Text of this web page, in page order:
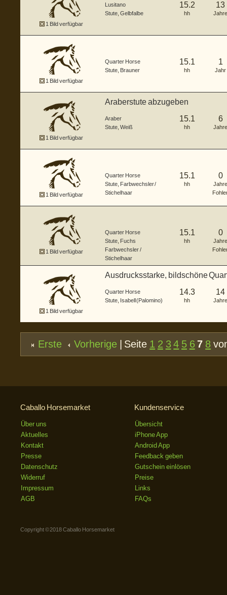
1 Bild verfügbar
Lusitano
Stute Gelbfalbe
15.2
hh
13
Jahre
1 Bild verfügbar
Quarter Horse
Stute Brauner
15.1
hh
1
Jahr
1 Bild verfügbar
Araberstute abzugeben
Araber
Stute Weiß
15.1
hh
6
Jahre
1 Bild verfügbar
Quarter Horse
Stute Farbwechsler /
Stichelhaar
15.1
hh
0
Jahre
1 Bild verfügbar
Quarter Horse
Stute Fuchs
Farbwechsler /
Stichelhaar
15.1
hh
0
Jahre
1 Bild verfügbar
Ausdrucksstarke, bildschöne
Quarter Horse
Stute Isabell (Palomino)
14.3
hh
14
Jahre
Erste Vorherige | Seite 1 2 3 4 5 6 7 8
Caballo Horsemarket
Über uns
Aktuelles
Kontakt
Presse
Datenschutz
Widerruf
Impressum
AGB
Kundenservice
Übersicht
iPhone App
Android App
Feedback geben
Gutschein einlösen
Preise
Links
FAQs
Copyright © 2018 Caballo Horsemarket